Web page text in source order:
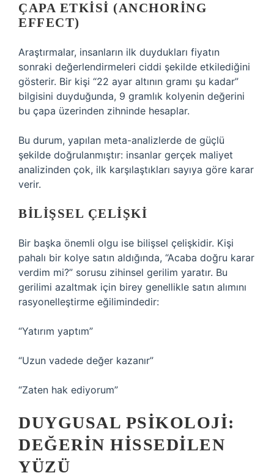
ÇAPA ETKISI (ANCHORING
EFFECT)
Araştırmalar, insanların ilk duydukları fiyatın
sonraki değerlendirmeleri ciddi şekilde etkilediğini
gösterir. Bir kişi “22 ayar altının gramı şu kadar”
bilgisini duyduğunda, 9 gramlık kolyenin değerini
bu çapa üzerinden zihninde hesaplar.
Bu durum, yapılan meta-analizlerde de güçlü
şekilde doğrulanmıştır: insanlar gerçek maliyet
analizinden çok, ilk karşılaştıkları sayıya göre karar
verir.
BILIŞSEL ÇELIŞKI
Bir başka önemli olgu ise bilişsel çelişkidir. Kişi
pahalı bir kolye satın aldığında, “Acaba doğru karar
verdim mi?” sorusu zihinsel gerilim yaratır. Bu
gerilimi azaltmak için birey genellikle satın alımını
rasyonelleştirme eğilimindedir:
“Yatırım yaptım”
“Uzun vadede değer kazanır”
“Zaten hak ediyorum”
DUYGUSAL PSIKOLOJI:
DEĞERIN HISSEDILEN
YÜZÜ